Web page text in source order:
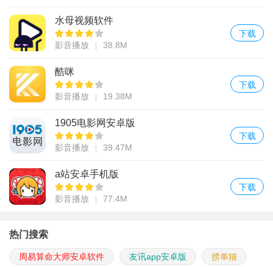
水母视频软件
影音播放 38.8M
下载
酷咪
影音播放 19.38M
下载
1905电影网安卓版
影音播放 39.47M
下载
a站安卓手机版
影音播放 77.4M
下载
热门搜索
周易算命大师安卓软件 友讯app安卓版 捞单猫